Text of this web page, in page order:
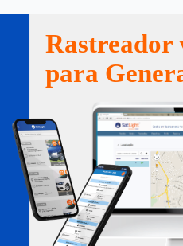
Rastreador
para